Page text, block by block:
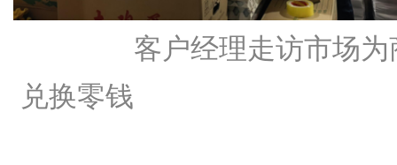
客户经理走访市场为
兑换零钱